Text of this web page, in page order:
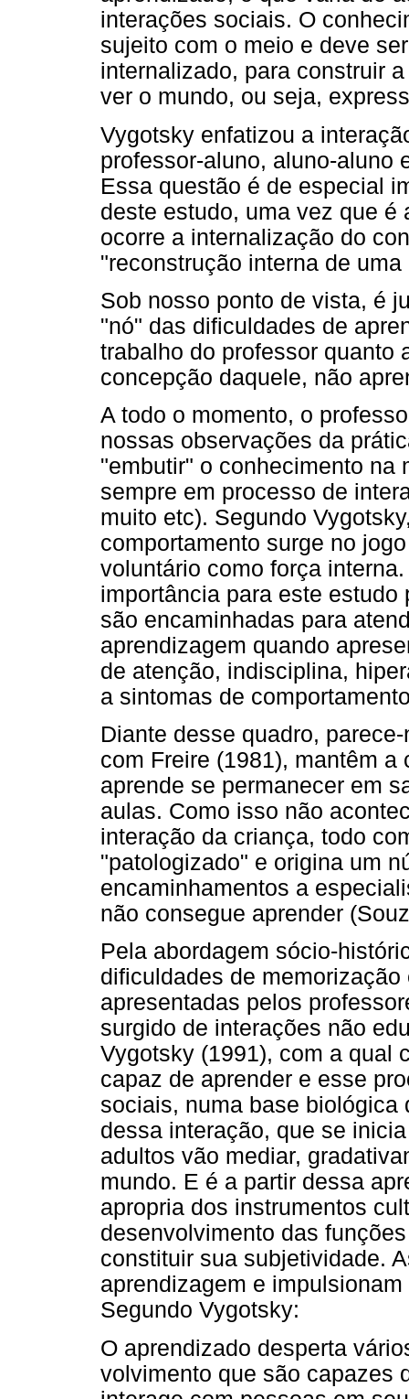
interações sociais. O
sujeito com o meio e deve
internalizado, para construir
ver o mundo, ou seja,
Vygotsky enfatizou a
professor-aluno, aluno-aluno
Essa questão é de especial
deste estudo, uma vez que
ocorre a internalização do
"reconstrução interna de
Sob nosso ponto de vista, é
"nó" das dificuldades de
trabalho do professor quanto
concepção daquele, não
A todo o momento, o
nossas observações da
"embutir" o conhecimento na
sempre em processo de
muito etc). Segundo
comportamento surge no
voluntário como força
importância para este
são encaminhadas para
aprendizagem quando
de atenção, indisciplina,
a sintomas de
Diante desse quadro,
com Freire (1981), mantêm
aprende se permanecer em
aulas. Como isso não
interação da criança, todo
"patologizado" e origina um
encaminhamentos a
não consegue aprender
Pela abordagem sócio-
dificuldades de
apresentadas pelos
surgido de interações não
Vygotsky (1991), com a qual
capaz de aprender e esse
sociais, numa base biológica
dessa interação, que se
adultos vão mediar,
mundo. E é a partir dessa
apropria dos instrumentos
desenvolvimento das
constituir sua subjetividade.
aprendizagem e
Segundo Vygotsky:
O aprendizado desperta
volvimento que são capazes